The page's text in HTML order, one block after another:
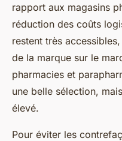
rapport aux magasins
réduction des coûts
restent très
de la marque sur le
pharmacies et
une belle sélection,
élevé.
Pour éviter les